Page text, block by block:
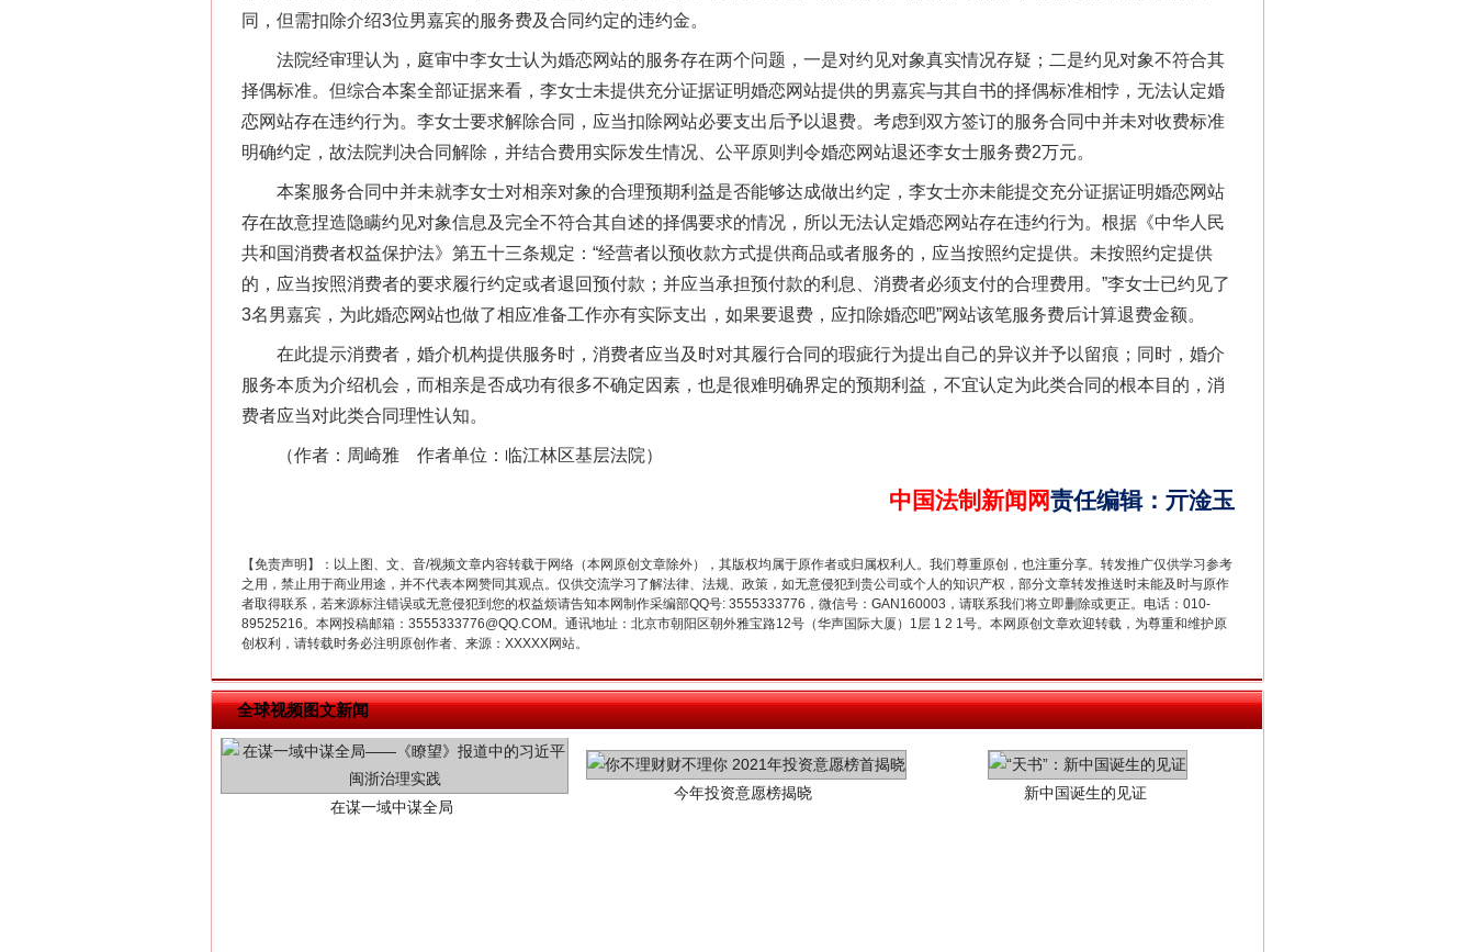
同，但需扣除介绍3位男嘉宾的服务费及合同约定的违约金。
法院经审理认为，庭审中李女士认为婚恋网站的服务存在两个问题，一是对约见对象真实情况存疑；二是约见对象不符合其
择偶标准。但综合本案全部证据来看，李女士未提供充分证据证明婚恋网站提供的男嘉宾与其自书的择偶标准相悖，无法认定婚
恋网站存在违约行为。李女士要求解除合同，应当扣除网站必要支出后予以退费。考虑到双方签订的服务合同中并未对收费标准
明确约定，故法院判决合同解除，并结合费用实际发生情况、公平原则判令婚恋网站退还李女士服务费2万元。
本案服务合同中并未就李女士对相亲对象的合理预期利益是否能够达成做出约定，李女士亦未能提交充分证据证明婚恋网站
存在故意捏造隐瞒约见对象信息及完全不符合其自述的择偶要求的情况，所以无法认定婚恋网站存在违约行为。根据《中华人民
共和国消费者权益保护法》第五十三条规定：“经营者以预收款方式提供商品或者服务的，应当按照约定提供。未按照约定提供
的，应当按照消费者的要求履行约定或者退回预付款；并应当承担预付款的利息、消费者必须支付的合理费用。”李女士已约见了
3名男嘉宾，为此婚恋网站也做了相应准备工作亦有实际支出，如果要退费，应扣除婚恋吧”网站该笔服务费后计算退费金额。
在此提示消费者，婚介机构提供服务时，消费者应当及时对其履行合同的瑕疵行为提出自己的异议并予以留痕；同时，婚介
服务本质为介绍机会，而相亲是否成功有很多不确定因素，也是很难明确界定的预期利益，不宜认定为此类合同的根本目的，消
费者应当对此类合同理性认知。
（作者：周崎雅 作者单位：临江林区基层法院）
中国法制新闻网责任编辑： 亓淦玉
【免责声明】：以上图、文、音/视频文章内容转载于网络（本网原创文章除外），其版权均属于原作者或归属权利人。我们尊重原创，也注重分享。转发推广仅供学习参考
之用，禁止用于商业用途，并不代表本网赞同其观点。仅供交流学习了解法律、法规、政策，如无意侵犯到贵公司或个人的知识产权，部分文章转发推送时未能及时与原作
者取得联系，若来源标注错误或无意侵犯到您的权益烦请告知本网制作采编部QQ号: 3555333776，微信号：GAN160003，请联系我们将立即删除或更正。电话：010-
89525216。本网投稿邮箱：3555333776@QQ.COM。通讯地址：北京市朝阳区朝外雅宝路12号（华声国际大厦）1层 1 2 1号。本网原创文章欢迎转载，为尊重和维护原
创权利，请转载时务必注明原创作者、来源：XXXXX网站。
全球视频图文新闻
网上购药对药下症？
茶叶“炒上天”
“神药”背后的真相
这是一记警钟！ 谢谢有你温暖了四季 法官巧妙执行解纠纷
在谋一域中谋全局
今年投资意愿榜揭晓 新中国诞生的见证